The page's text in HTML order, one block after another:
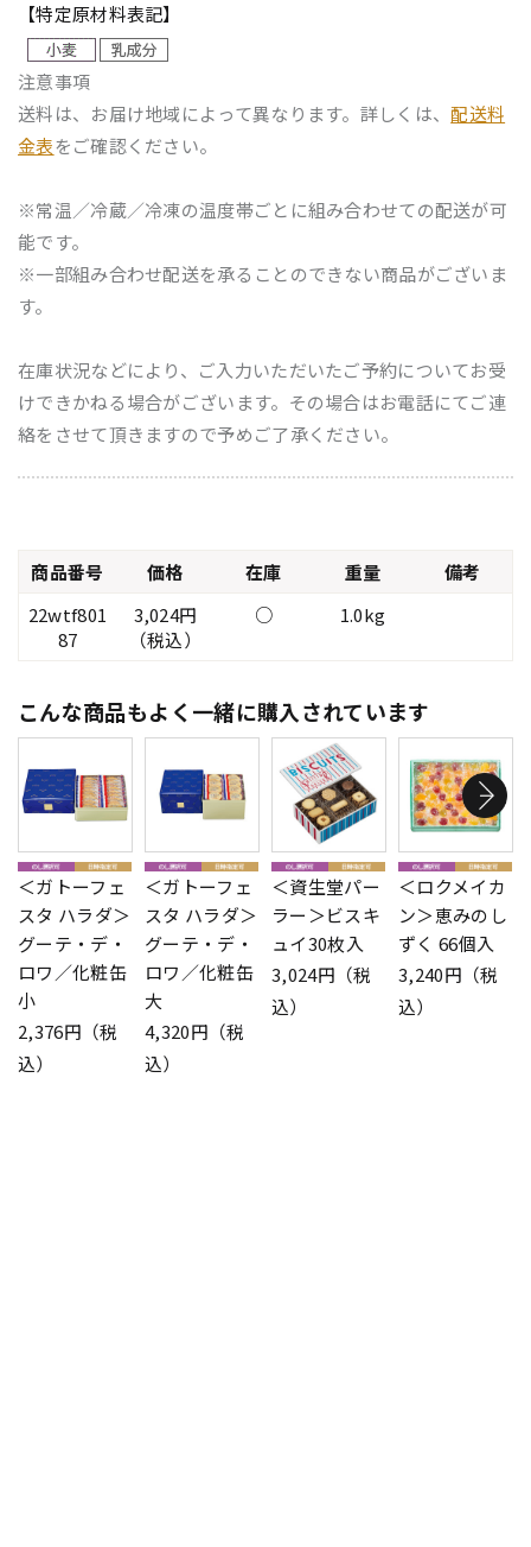
【特定原材料表記】
注意事項
送料は、お届け地域によって異なります。詳しくは、配送料
金表をご確認ください。
※常温／冷蔵／冷凍の温度帯ごとに組み合わせての配送が可
能です。
※一部組み合わせ配送を承ることのできない商品がございま
す。
在庫状況などにより、ご入力いただいたご予約についてお受
けできかねる場合がございます。その場合はお電話にてご連
絡をさせて頂きますので予めご了承ください。
商品番号 価格 在庫 重量
備考
22wtf801
87
3,024円
（税込）
○ 1.0kg
こんな商品もよく一緒に購入されています
＜ガトーフェ
スタ ハラダ＞
グーテ・デ・
ロワ／化粧缶
小
2,376円（税
込）
＜ガトーフェ
スタ ハラダ＞
グーテ・デ・
ロワ／化粧缶
大
4,320円（税
込）
＜資生堂パー
ラー＞ビスキ
ュイ30枚入
3,024円（税
込）
＜ロクメイカ
ン＞恵みのし
ずく 66個入
3,240円（税
込）